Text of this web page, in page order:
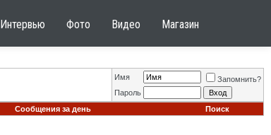
Интервью Фото Видео Магазин
Имя
Запомнить?
Пароль
Сообщения за день Поиск